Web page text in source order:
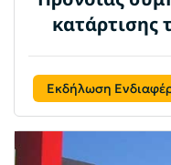
κατάρτισης
Εκδήλωση